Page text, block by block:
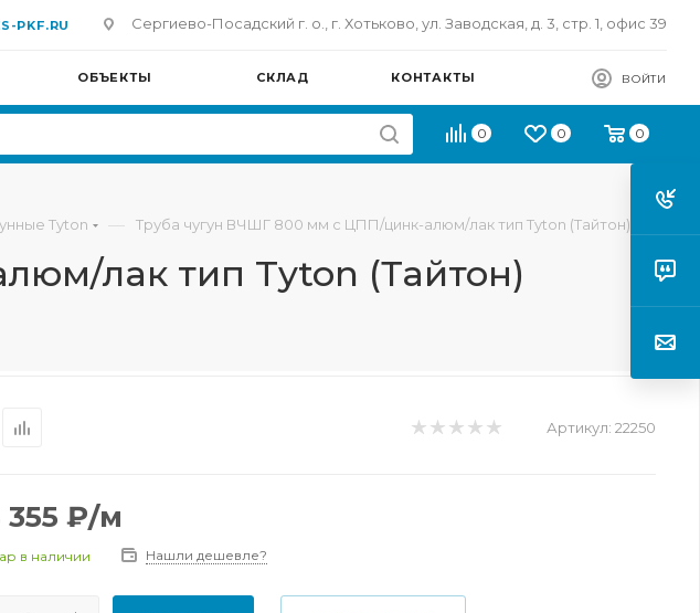
PKF.RU Сергиево-Посадский г. о., г. Хотьково, ул. Заводская, д. 3, стр. 1, офис 39
ОБЪЕКТЫ СКЛАД КОНТАКТЫ ВОЙТИ
0 0 0
Tyton — Труба чугун ВЧШГ 800 мм с ЦПП/цинк-алюм/лак тип Tyton (Тайтон)
лак тип Tyton (Тайтон)
Артикул: 22250
₽/м
в наличии Нашли дешевле?